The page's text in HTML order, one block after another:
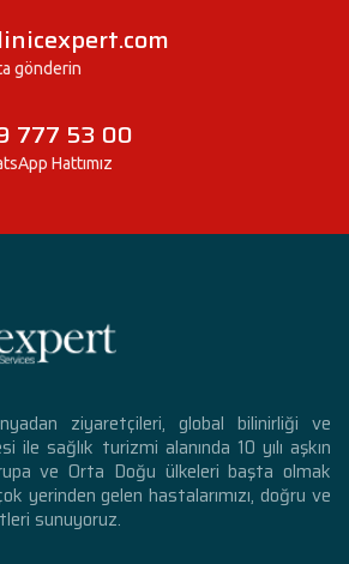
gönderin
777 53 00
Hattımız
ziyaretçileri, global bilinirliği ve
sağlık turizmi alanında 10 yılı aşkın
ve Orta Doğu ülkeleri başta olmak
yerinden gelen hastalarımızı, doğru ve
sunuyoruz.